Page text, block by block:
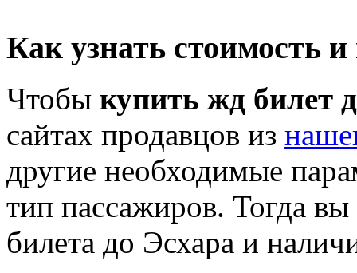
Как узнать стоимость
Чтобы купить жд билет
сайтах продавцов из
другие необходимые
тип пассажиров. Тогда
билета до Эсхара и